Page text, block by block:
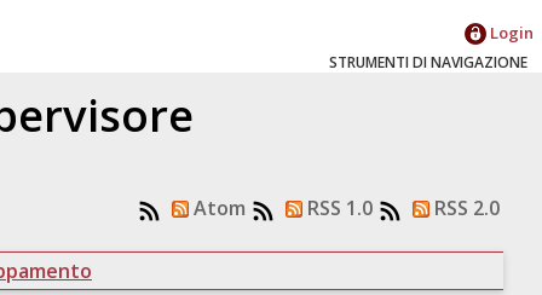
Login
STRUMENTI DI NAVIGAZIONE
Atom RSS 1.0 RSS 2.0